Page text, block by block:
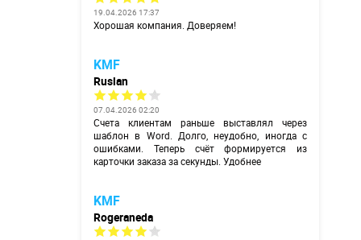
19.04.2026 17:37
Хорошая компания. Доверяем!
KMF
Ruslan
07.04.2026 02:20
Счета клиентам раньше выставлял через
шаблон в Word. Долго, неудобно, иногда с
ошибками. Теперь счёт формируется из
карточки заказа за секунды. Удобнее
KMF
Rogeraneda